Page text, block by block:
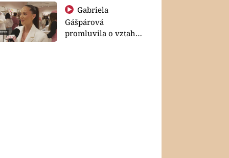
Gabriela
Gášpárová
promluvila o vztahu